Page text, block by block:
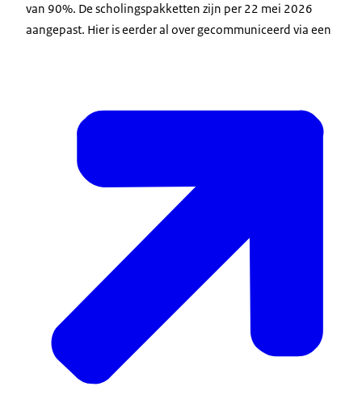
van 90%. De scholingspakketten zijn per 22 mei 2026
aangepast. Hier is eerder al over gecommuniceerd via een